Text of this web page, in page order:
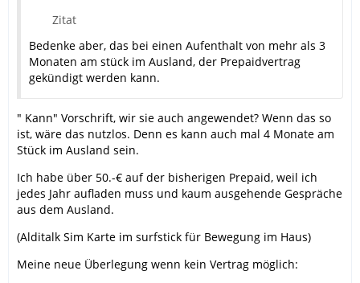
Zitat
Bedenke aber, das bei einen Aufenthalt von mehr als 3
Monaten am stück im Ausland, der Prepaidvertrag
gekündigt werden kann.
" Kann" Vorschrift, wir sie auch angewendet? Wenn das so
ist, wäre das nutzlos. Denn es kann auch mal 4 Monate am
Stück im Ausland sein.
Ich habe über 50.-€ auf der bisherigen Prepaid, weil ich
jedes Jahr aufladen muss und kaum ausgehende Gespräche
aus dem Ausland.
(Alditalk Sim Karte im surfstick für Bewegung im Haus)
Meine neue Überlegung wenn kein Vertrag möglich: